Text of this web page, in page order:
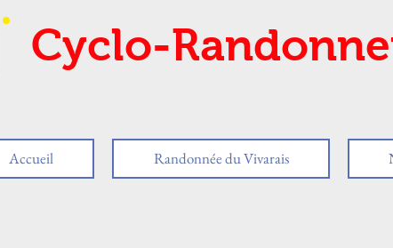
Cyclo-
Accueil Randonnée du Vivarais